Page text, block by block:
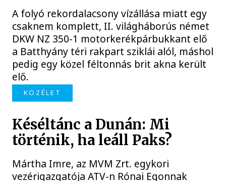
A folyó rekordalacsony vízállása miatt egy
csaknem komplett, II. világháborús német
DKW NZ 350-1 motorkerékpárbukkant elő
a Batthyány téri rakpart sziklái alól, máshol
pedig egy közel féltonnás brit akna került
elő.
KÖZÉLET
Késéltánc a Dunán: Mi
történik, ha leáll Paks?
Mártha Imre, az MVM Zrt. egykori
vezérigazgatója ATV-n Rónai Egonnak